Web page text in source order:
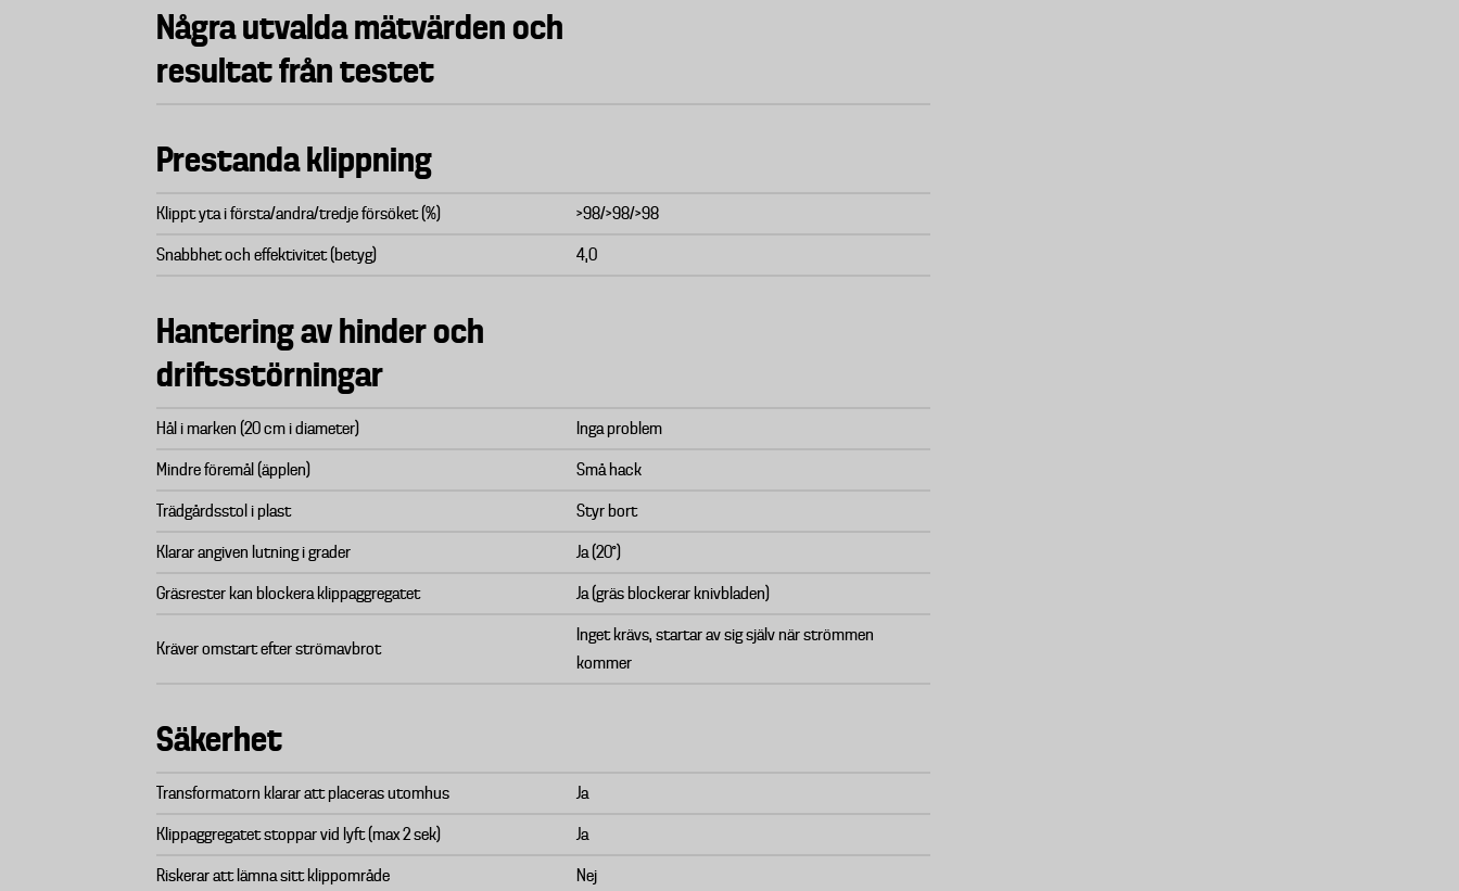
Några utvalda mätvärden och
resultat från testet
Prestanda klippning
Klippt yta i första/andra/tredje försöket (%) >98/>98/>98
Snabbhet och effektivitet (betyg) 4,0
Hantering av hinder och
driftsstörningar
Hål i marken (20 cm i diameter) Inga problem
Mindre föremål (äpplen) Små hack
Trädgårdsstol i plast Styr bort
Klarar angiven lutning i grader Ja (20°)
Gräsrester kan blockera klippaggregatet Ja (gräs blockerar knivbladen)
Kräver omstart efter strömavbrot
Inget krävs, startar av sig själv när strömmen
kommer
Säkerhet
Transformatorn klarar att placeras utomhus Ja
Klippaggregatet stoppar vid lyft (max 2 sek) Ja
Riskerar att lämna sitt klippområde Nej